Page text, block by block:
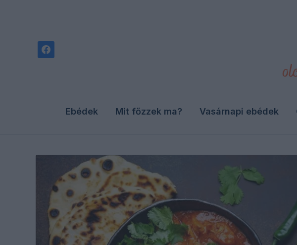
facebook
Ebédek Mit főzzek ma? Vasárnapi ebédek